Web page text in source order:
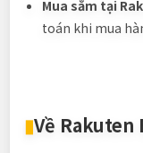
Mua sắm tại
toán khi mua
▮Về Rakuten